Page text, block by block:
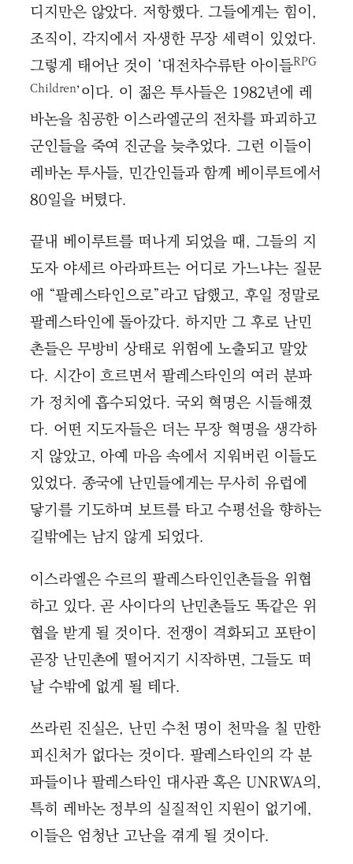
디지만은 않았다. 저항했다. 그들에게는 힘이,
조직이, 각지에서 자생한 무장 세력이 있었다.
그렇게 태어난 것이 ‘대전차수류탄 아이들RPG
Children’이다. 이 젊은 투사들은 1982년에 레
바논을 침공한 이스라엘군의 전차를 파괴하고
군인들을 죽여 진군을 늦추었다. 그런 이들이
레바논 투사들, 민간인들과 함께 베이루트에서
80일을 버텼다.
끝내 베이루트를 떠나게 되었을 때, 그들의 지
도자 야세르 아라파트는 어디로 가느냐는 질문
애 “팔레스타인으로”라고 답했고, 후일 정말로
팔레스타인에 돌아갔다. 하지만 그 후로 난민
촌들은 무방비 상태로 위험에 노출되고 말았
다. 시간이 흐르면서 팔레스타인의 여러 분파
가 정치에 흡수되었다. 국외 혁명은 시들해졌
다. 어떤 지도자들은 더는 무장 혁명을 생각하
지 않았고, 아예 마음 속에서 지워버린 이들도
있었다. 종국에 난민들에게는 무사히 유럽에
닿기를 기도하며 보트를 타고 수평선을 향하는
길밖에는 남지 않게 되었다.
이스라엘은 수르의 팔레스타인인촌들을 위협
하고 있다. 곧 사이다의 난민촌들도 똑같은 위
협을 받게 될 것이다. 전쟁이 격화되고 포탄이
곧장 난민촌에 떨어지기 시작하면, 그들도 떠
날 수밖에 없게 될 테다.
쓰라린 진실은, 난민 수천 명이 천막을 칠 만한
피신처가 없다는 것이다. 팔레스타인의 각 분
파들이나 팔레스타인 대사관 혹은 UNRWA의,
특히 레바논 정부의 실질적인 지원이 없기에,
이들은 엄청난 고난을 겪게 될 것이다.